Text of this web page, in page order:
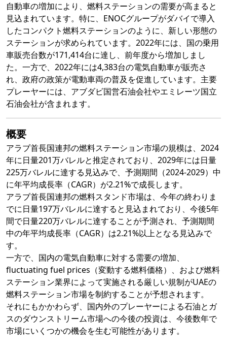
自動車の増加により、燃料ステーションの需要が高まると
見込まれています。特に、ENOCグループがダバイで導入
したコンパクト燃料ステーションのように、新しい形態の
ステーションが求められています。2022年には、国の乗用
車販売台数が171,414台に達し、前年度から増加しまし
た。一方で、2022年には4,383台の電気自動車が販売さ
れ、政府の政策が電動車両の普及を促進しています。主要
プレーヤーには、アブダビ国営石油会社やエミレーツ国立
石油会社が含まれます。
概要
アラブ首長国連邦の燃料ステーション市場の規模は、2024
年に日量201万バレルと推定されており、2029年には日量
225万バレルに達する見込みで、予測期間（2024-2029）中
に年平均成長率（CAGR）が2.21%で成長します。
アラブ首長国連邦の燃料スタンド市場は、今年の終わりま
でに日量197万バレルに達すると見込まれており、今後5年
間で日量220万バレルに達することが予測され、予測期間
中の年平均成長率（CAGR）は2.21%以上となる見込みで
す。
一方で、国内の電気自動車に対する需要の増加、
fluctuating fuel prices（変動する燃料価格）、および燃料
ステーション業界によって実施される厳しい規制がUAEの
燃料ステーション市場を制約することが予想されます。
それにもかかわらず、国内外のプレーヤーによる石油とガ
スのダウンストリーム市場への今後の投資は、今後数年で
市場にいくつかの機会を生む可能性があります。